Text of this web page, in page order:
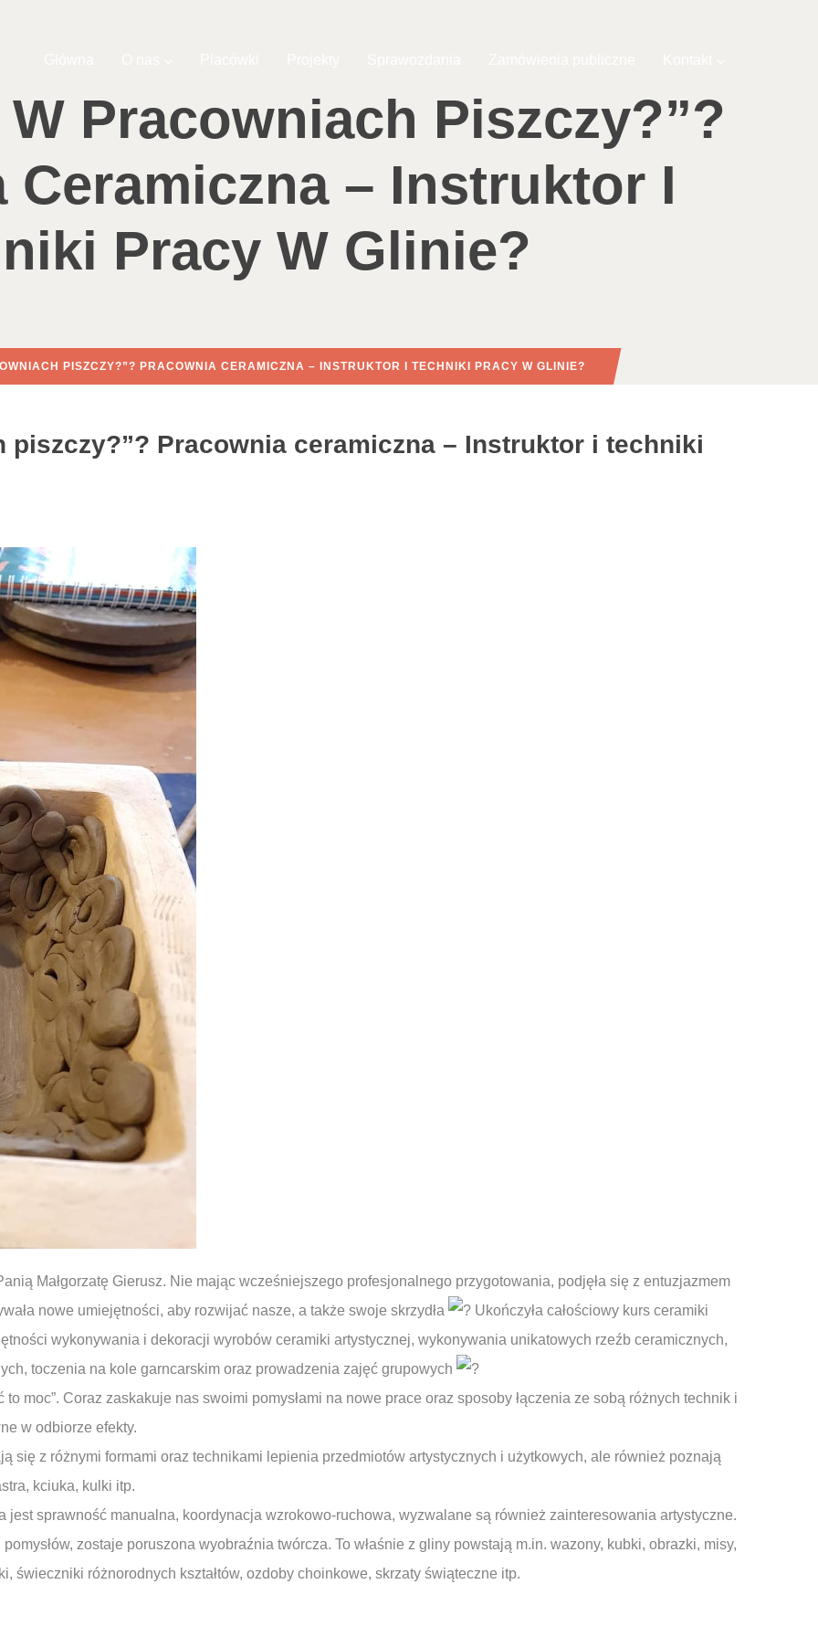
Pracowniach Piszczy?”?
Ceramiczna – Instruktor I
Pracy W Glinie?
PISZCZY?”? PRACOWNIA CERAMICZNA – INSTRUKTOR I TECHNIKI PRACY W GLINIE?
piszczy?”? Pracownia ceramiczna – Instruktor i techniki
Małgorzatę Gierusz. Nie mając wcześniejszego profesjonalnego przygotowania, podjęła się z entuzjazmem
nowe umiejętności, aby rozwijać nasze, a także swoje skrzydła
Ukończyła całościowy kurs ceramiki
wykonywania i dekoracji wyrobów ceramiki artystycznej, wykonywania unikatowych rzeźb ceramicznych,
toczenia na kole garncarskim oraz prowadzenia zajęć grupowych
moc”. Coraz zaskakuje nas swoimi pomysłami na nowe prace oraz sposoby łączenia ze sobą różnych technik i
w odbiorze efekty.
się z różnymi formami oraz technikami lepienia przedmiotów artystycznych i użytkowych, ale również poznają
kciuka, kulki itp.
sprawność manualna, koordynacja wzrokowo-ruchowa, wyzwalane są również zainteresowania artystyczne.
zostaje poruszona wyobraźnia twórcza. To właśnie z gliny powstają m.in. wazony, kubki, obrazki, misy,
świeczniki różnorodnych kształtów, ozdoby choinkowe, skrzaty świąteczne itp.